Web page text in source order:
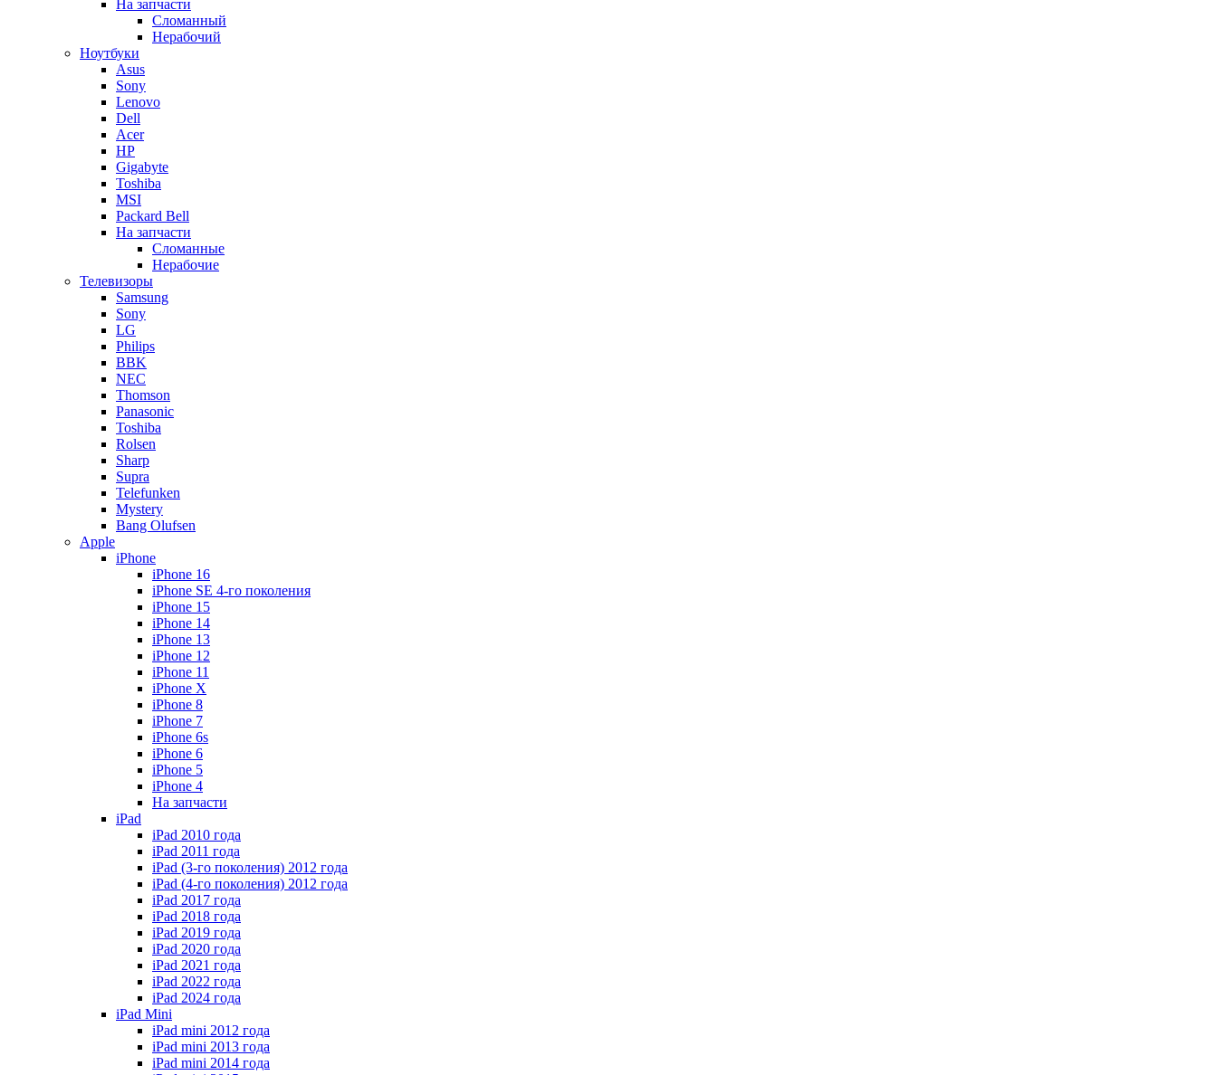
На запчасти
Сломанный
Нерабочий
Ноутбуки
Asus
Sony
Lenovo
Dell
Acer
HP
Gigabyte
Toshiba
MSI
Packard Bell
На запчасти
Сломанные
Нерабочие
Телевизоры
Samsung
Sony
LG
Philips
BBK
NEC
Thomson
Panasonic
Toshiba
Rolsen
Sharp
Supra
Telefunken
Mystery
Bang Olufsen
Apple
iPhone
iPhone 16
iPhone SE 4-го поколения
iPhone 15
iPhone 14
iPhone 13
iPhone 12
iPhone 11
iPhone X
iPhone 8
iPhone 7
iPhone 6s
iPhone 6
iPhone 5
iPhone 4
На запчасти
iPad
iPad 2010 года
iPad 2011 года
iPad (3-го поколения) 2012 года
iPad (4-го поколения) 2012 года
iPad 2017 года
iPad 2018 года
iPad 2019 года
iPad 2020 года
iPad 2021 года
iPad 2022 года
iPad 2024 года
iPad Mini
iPad mini 2012 года
iPad mini 2013 года
iPad mini 2014 года